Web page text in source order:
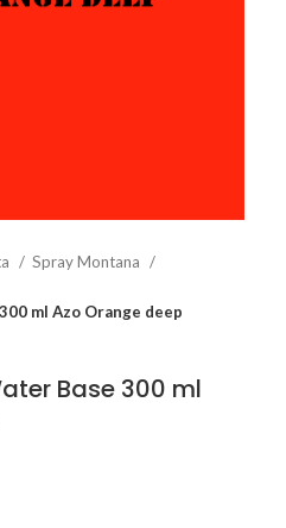
Spray Montana
ml Azo Orange deep
Base 300 ml